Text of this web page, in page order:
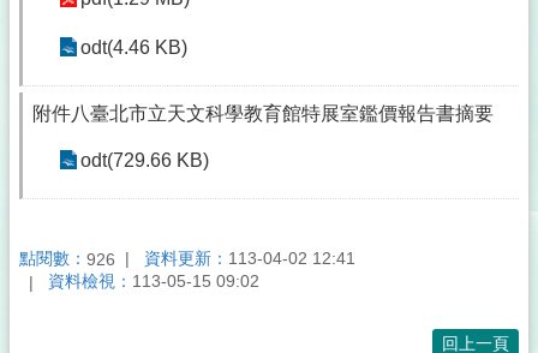
odt(4.46 KB)
附件八臺北市立天文科學教育館特展室鑑價報告書摘要
odt(729.66 KB)
點閱數： 926 資料更新： 113-04-02 12:41
資料檢視： 113-05-15 09:02
回上一頁